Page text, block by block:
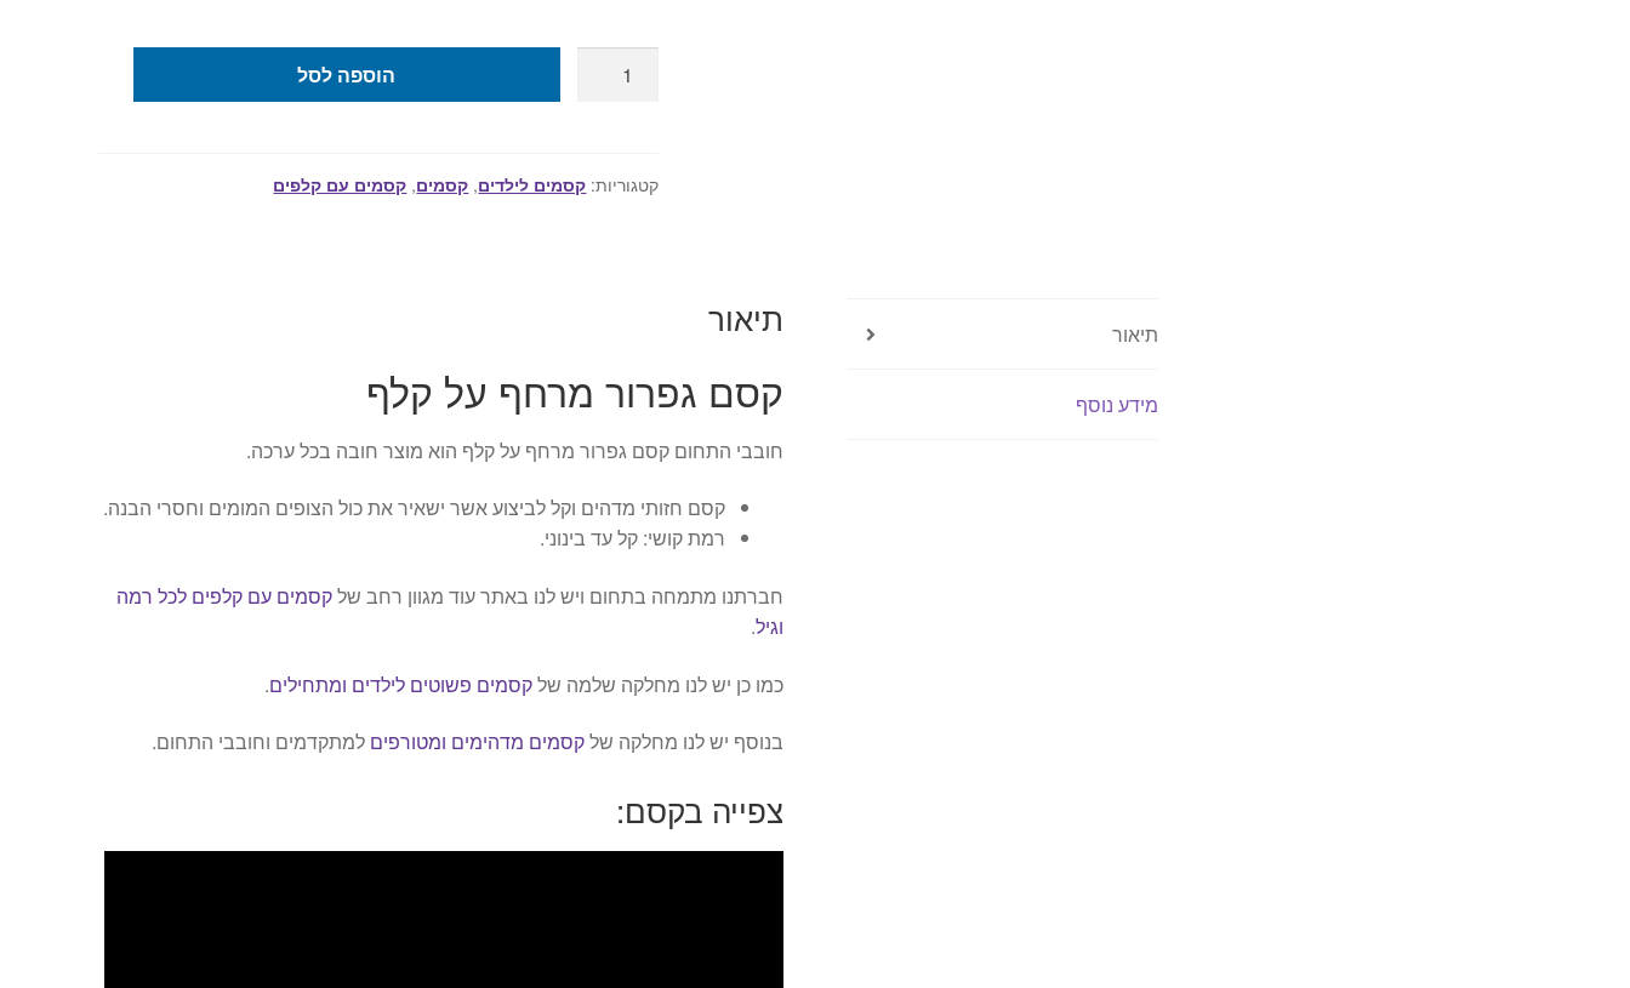
מרחף
הוספה לסל
קטגוריות: קסמים לילדים, קסמים, קסמים עם קלפים
תיאור
מידע נוסף
תיאור
קסם גפרור מרחף על קלף
חובבי התחום קסם גפרור מרחף על קלף הוא מוצר חובה בכל ערכה.
קסם חזותי מדהים וקל לביצוע אשר ישאיר את כול הצופים המומים וחסרי הבנה.
רמת קושי: קל עד בינוני.
חברתנו מתמחה בתחום ויש לנו באתר עוד מגוון רחב שלקסמים עם קלפים לכל רמה
וגיל.
כמו כן יש לנו מחלקה שלמה שלקסמים פשוטים לילדים ומתחילים.
בנוסף יש לנו מחלקה שלקסמים מדהימים ומטורפים למתקדמים וחובבי התחום.
צפייה בקסם: